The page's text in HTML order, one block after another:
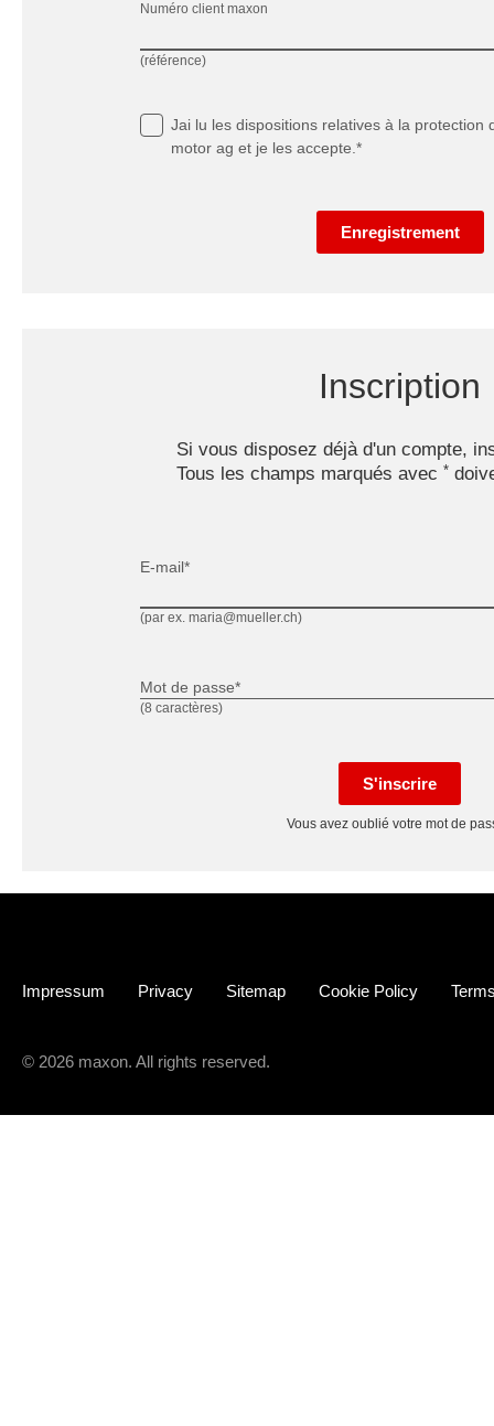
(référence)
Numéro client maxon
Jai lu les dispositions relatives à la protection
motor ag et je les accepte.*
Enregistrement
Inscription
Si vous disposez déjà d'un compte,
Tous les champs marqués avec *
(par ex. maria@mueller.ch)
E-mail*
(8 caractères)
Mot de passe*
S'inscrire
Vous avez oublié votre mot de
Impressum Privacy Sitemap Cookie Policy
© 2026 maxon. All rights reserved.